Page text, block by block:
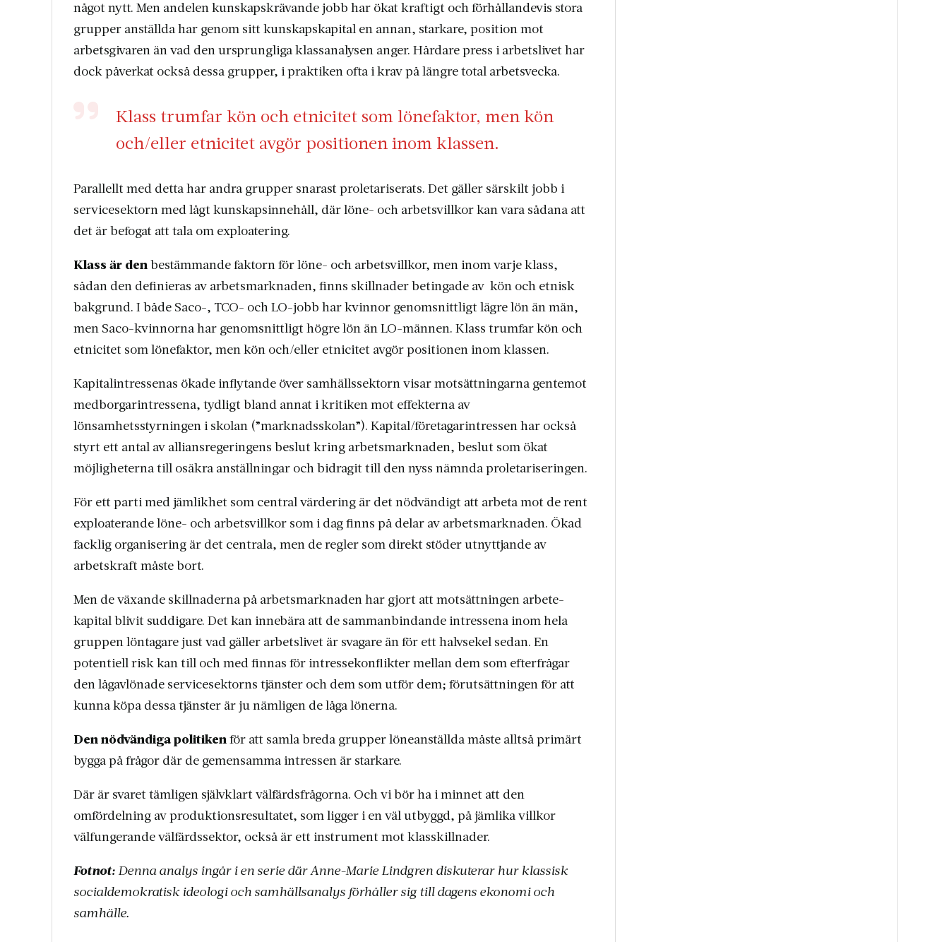
något nytt. Men andelen kunskaps­krävande jobb har ökat kraftigt och förhållandevis stora
grupper anställda har genom sitt kunskapskapital en annan, starkare, position mot
arbetsgivaren än vad den ursprungliga klassanalysen anger. Hårdare press i arbetslivet har
dock påverkat också dessa grupper, i praktiken ofta i krav på längre total arbetsvecka.
Klass trumfar kön och etnicitet som lönefaktor, men kön
och/eller etnicitet avgör positionen inom klassen.
Parallellt med detta har andra grupper snarast proletariserats. Det gäller särskilt jobb i
servicesektorn med lågt kunskapsinnehåll, där löne- och arbetsvillkor kan vara sådana att
det är befogat att tala om exploatering.
Klass är den bestämmande faktorn för löne- och arbetsvillkor, men inom varje klass,
sådan den definieras av arbetsmarknaden, finns skillnader betingade av kön och etnisk
bakgrund. I både Saco-, TCO- och LO-jobb har kvinnor genomsnittligt lägre lön än män,
men Saco-kvinnorna har genomsnittligt högre lön än LO-männen. Klass trumfar kön och
etnicitet som lönefaktor, men kön och/eller etnicitet avgör positionen inom klassen.
Kapitalintressenas ökade inflytande över samhällssektorn visar motsättningarna gentemot
medborgarintressena, tydligt bland annat i kritiken mot effekterna av
lönsamhetsstyrningen i skolan (”marknadsskolan”). Kapital/företagarintressen har också
styrt ett antal av alliansregeringens beslut kring arbetsmarknaden, beslut som ökat
möjligheterna till osäkra anställningar och bidragit till den nyss nämnda proletariseringen.
För ett parti med jämlikhet som central värdering är det nödvändigt att arbeta mot de rent
exploaterande löne- och arbetsvillkor som i dag finns på delar av arbetsmarknaden. Ökad
facklig organisering är det centrala, men de regler som direkt stöder utnyttjande av
arbetskraft måste bort.
Men de växande skillnaderna på arbetsmarknaden har gjort att motsättningen arbete-
kapital blivit suddigare. Det kan innebära att de sammanbindande intressena inom hela
gruppen löntagare just vad gäller arbetslivet är svagare än för ett halvsekel sedan. En
potentiell risk kan till och med finnas för intressekonflikter mellan dem som efterfrågar
den lågavlönade servicesektorns tjänster och dem som utför dem; förutsättningen för att
kunna köpa dessa tjänster är ju nämligen de låga lönerna.
Den nödvändiga politiken för att samla breda grupper löneanställda måste alltså primärt
bygga på frågor där de gemensamma intressen är starkare.
Där är svaret tämligen självklart välfärdsfrågorna. Och vi bör ha i minnet att den
omfördelning av produktionsresultatet, som ligger i en väl utbyggd, på jämlika villkor
välfungerande välfärdssektor, också är ett instrument mot klasskillnader.
Fotnot: Denna analys ingår i en serie där Anne-Marie Lindgren diskuterar hur klassisk
socialdemokratisk ideologi och samhällsanalys förhåller sig till dagens ekonomi och
samhälle.